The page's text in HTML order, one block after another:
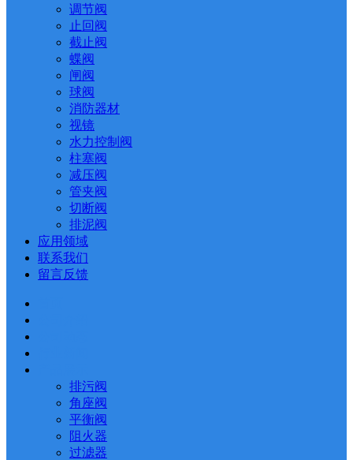
调节阀
止回阀
截止阀
蝶阀
闸阀
球阀
消防器材
视镜
水力控制阀
柱塞阀
减压阀
管夹阀
切断阀
排泥阀
应用领域
联系我们
留言反馈
排污阀
角座阀
平衡阀
阻火器
过滤器